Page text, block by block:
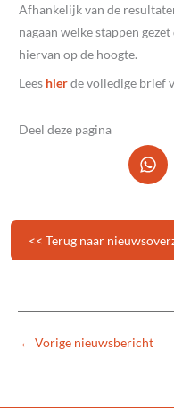
Afhankelijk van de
nagaan welke stappen
hiervan op de hoogte.
Lees hierde volledige brief
Deel deze pagina
<< Terug naar
← Vorige nieuwsbericht